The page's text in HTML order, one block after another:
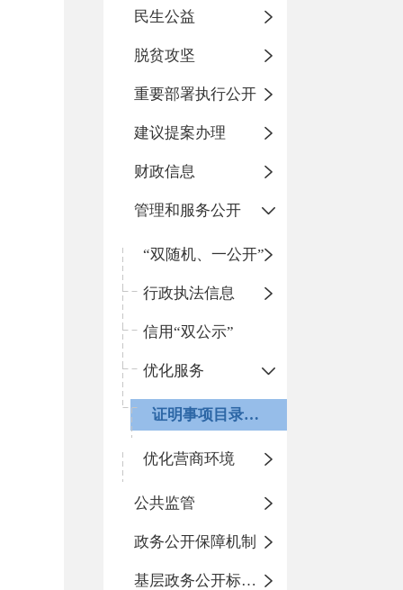
民生公益
脱贫攻坚
重要部署执行公开
建议提案办理
财政信息
管理和服务公开
“双随机、一公开”
行政执法信息
信用“双公示”
优化服务
证明事项目录清单
优化营商环境
公共监管
政务公开保障机制
基层政务公开标准化目录